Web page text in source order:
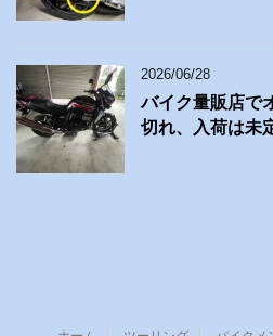
2026/06/28
バイク量販店で
切れ、入荷は未